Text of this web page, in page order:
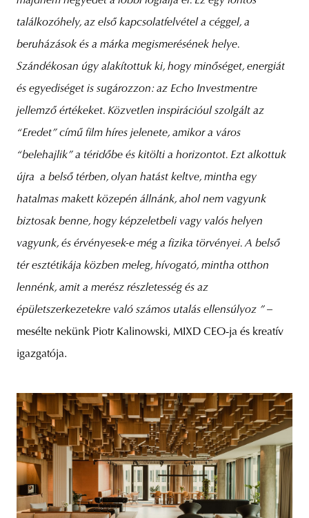
találkozóhely, az első kapcsolatfelvétel a céggel, a
beruházások és a márka megismerésének helye.
Szándékosan úgy alakítottuk ki, hogy minőséget, energiát
és egyediséget is sugározzon: az Echo Investmentre
jellemző értékeket. Közvetlen inspirációul szolgált az
“Eredet” című film híres jelenete, amikor a város
“belehajlik” a téridőbe és kitölti a horizontot. Ezt alkottuk
újra a belső térben, olyan hatást keltve, mintha egy
hatalmas makett közepén állnánk, ahol nem vagyunk
biztosak benne, hogy képzeletbeli vagy valós helyen
vagyunk, és érvényesek-e még a fizika törvényei. A belső
tér esztétikája közben meleg, hívogató, mintha otthon
lennénk, amit a merész részletesség és az
épületszerkezetekre való számos utalás ellensúlyoz ” –
mesélte nekünk Piotr Kalinowski, MIXD CEO-ja és kreatív
igazgatója.